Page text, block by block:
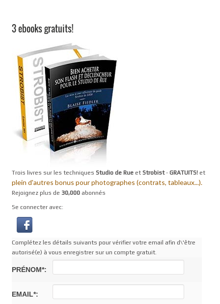
3 ebooks gratuits!
Trois livres sur les techniques Studio de Rue et Strobist- GRATUITS! et
plein d'autres bonus pour photographes (contrats, tableaux...).
Rejoignez plus de 30,000 abonnés
Se connecter avec:
Complétez les détails suivants pour vérifier votre email afin d\'être
autorisé(e) à vous enregistrer sur un compte gratuit.
PRÉNOM*:
EMAIL*: